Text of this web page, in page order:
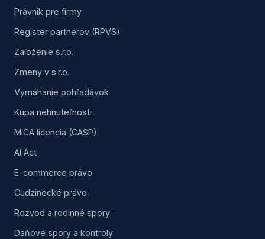
Právnik pre firmy
Register partnerov (RPVS)
Založenie s.r.o.
Zmeny v s.r.o.
Vymáhanie pohľadávok
Kúpa nehnuteľnosti
MiCA licencia (CASP)
AI Act
E-commerce právo
Cudzinecké právo
Rozvod a rodinné spory
Daňové spory a kontroly